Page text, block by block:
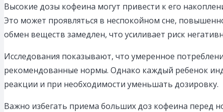
Высокие дозы кофеина могут привести к его
Это может проявляться в неспокойном сне,
обмен веществ замедлен, что усиливает риск
Исследования показывают, что умеренное
рекомендованные нормы. Однако каждый ребенок
реакции и при необходимости уменьшать дозировку.
Важно избегать приема больших доз кофеина перед